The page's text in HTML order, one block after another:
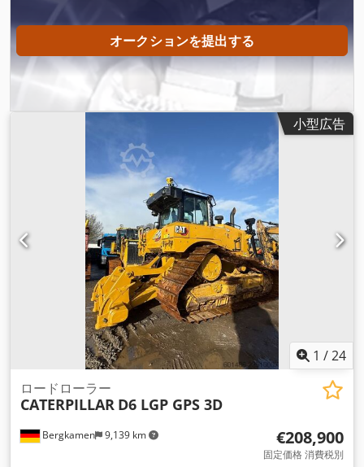
オークションを提出する
小型広告
1 /24
Bergkamen 9,139 km
ロードローラー
CATERPILLAR D6 LGP GPS 3D
€208,900
固定価格 消費税別